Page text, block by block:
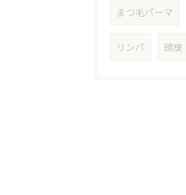
まつ毛パーマ
リンパ 頭皮